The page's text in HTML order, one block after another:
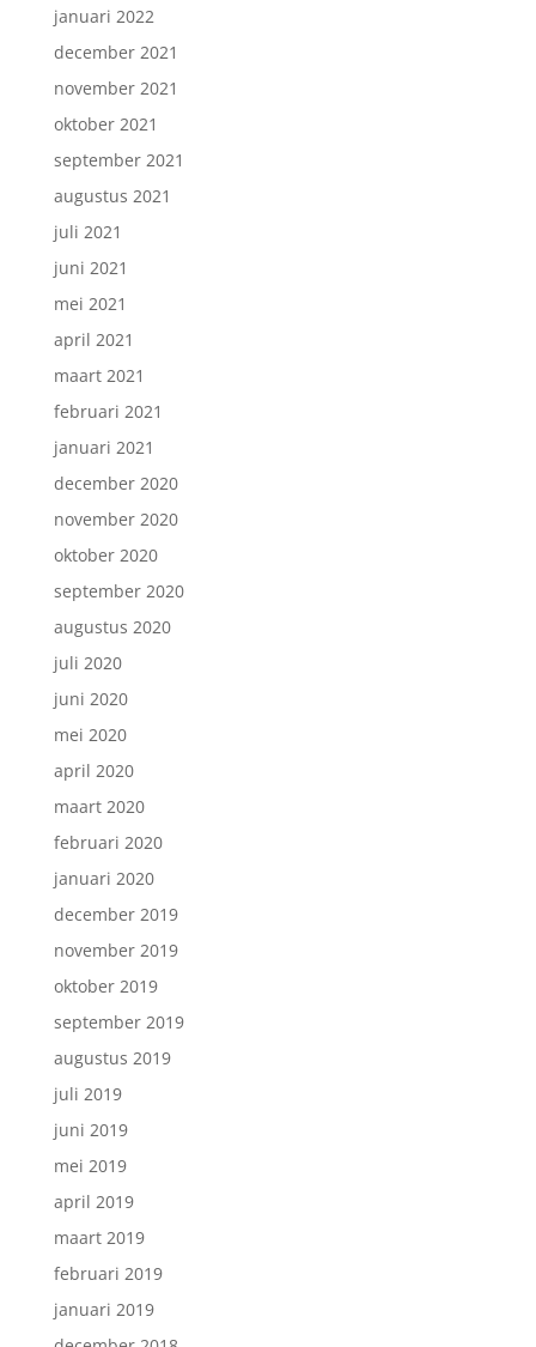
januari 2022
december 2021
november 2021
oktober 2021
september 2021
augustus 2021
juli 2021
juni 2021
mei 2021
april 2021
maart 2021
februari 2021
januari 2021
december 2020
november 2020
oktober 2020
september 2020
augustus 2020
juli 2020
juni 2020
mei 2020
april 2020
maart 2020
februari 2020
januari 2020
december 2019
november 2019
oktober 2019
september 2019
augustus 2019
juli 2019
juni 2019
mei 2019
april 2019
maart 2019
februari 2019
januari 2019